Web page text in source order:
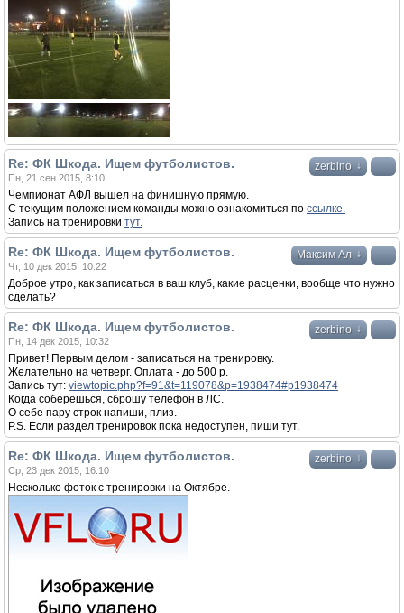
zerbino ↓
Re: ФК Шкода. Ищем футболистов.
Пн, 21 сен 2015, 8:10
Чемпионат АФЛ вышел на финишную прямую.
С текущим положением команды можно ознакомиться по ссылке.
Запись на тренировки тут.
Максим Ал ↓
Re: ФК Шкода. Ищем футболистов.
Чт, 10 дек 2015, 10:22
Доброе утро, как записаться в ваш клуб, какие расценки, вообще что нужно
сделать?
zerbino ↓
Re: ФК Шкода. Ищем футболистов.
Пн, 14 дек 2015, 10:32
Привет! Первым делом - записаться на тренировку.
Желательно на четверг. Оплата - до 500 р.
Запись тут: viewtopic.php?f=91&t=119078&p=1938474#p1938474
Когда соберешься, сброшу телефон в ЛС.
О себе пару строк напиши, плиз.
P.S. Если раздел тренировок пока недоступен, пиши тут.
zerbino ↓
Re: ФК Шкода. Ищем футболистов.
Ср, 23 дек 2015, 16:10
Несколько фоток с тренировки на Октябре.